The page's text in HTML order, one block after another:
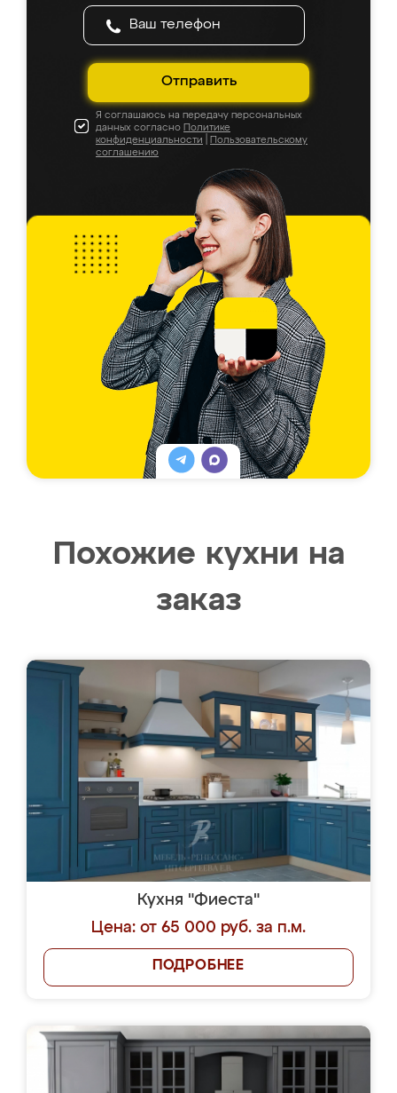
Отправить
Я соглашаюсь на передачу персональных
данных согласно Политике
конфиденциальности
Пользовательскому
соглашению
Похожие кухни на
заказ
Кухня "Фиеста"
Цена: от 65 000 руб. за п.м.
ПОДРОБНЕЕ